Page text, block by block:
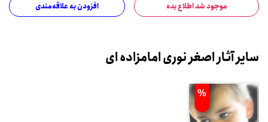
موجود شد اطلاع بده افزودن به علاقه‌مندی
سایر آثار اصغر نوری امامزاده ای
%